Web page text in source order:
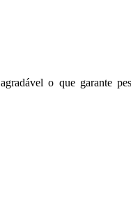
o que garante